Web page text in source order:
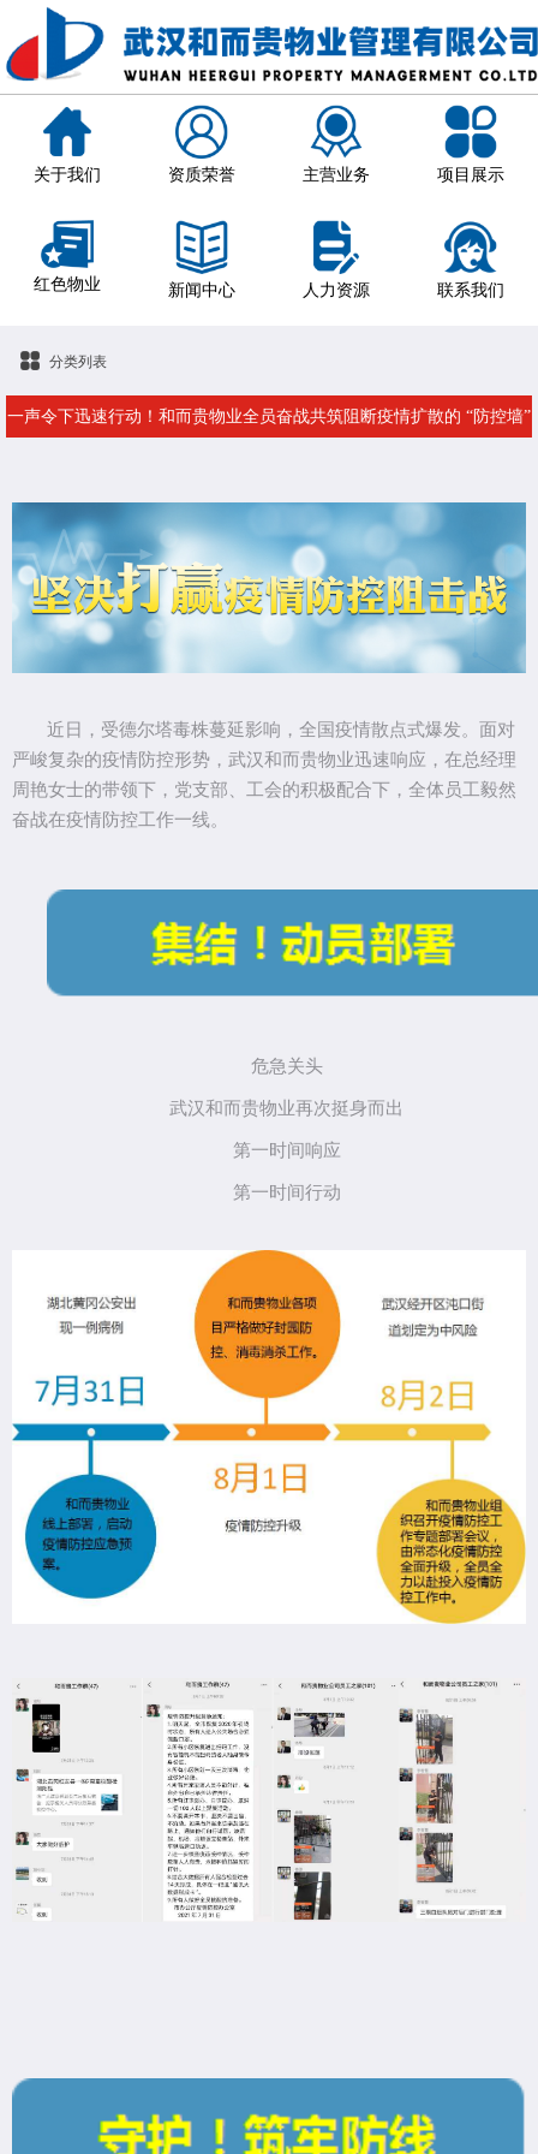
关于我们 资质荣誉 主营业务 项目展示
红色物业 新闻中心 人力资源 联系我们
分类列表
一声令下迅速行动！和而贵物业全员奋战共筑阻断疫情扩散的 “防控墙”
近日，受德尔塔毒株蔓延影响，全国疫情散点式爆发。面对
严峻复杂的疫情防控形势，武汉和而贵物业迅速响应，在总经理
周艳女士的带领下，党支部、工会的积极配合下，全体员工毅然
奋战在疫情防控工作一线。
危急关头
武汉和而贵物业再次挺身而出
第一时间响应
第一时间行动